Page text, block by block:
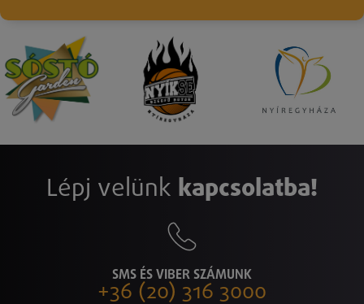
Lépj velünk kapcsolatba!
SMS ÉS VIBER SZÁMUNK
+36 (20) 316 3000